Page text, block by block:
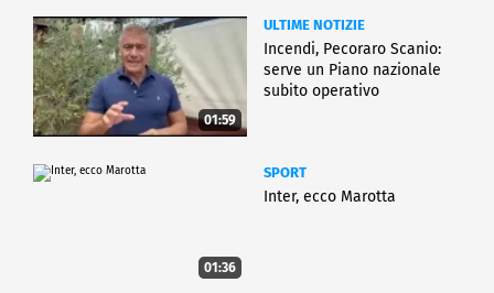
01:59
ULTIME NOTIZIE
Incendi, Pecoraro Scanio:
serve un Piano nazionale
subito operativo
01:36
SPORT
Inter, ecco Marotta